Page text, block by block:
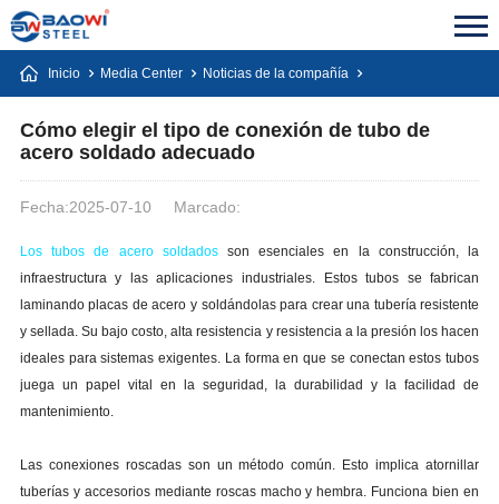
Inicio Media Center Noticias de la compañía
Cómo elegir el tipo de conexión de tubo de
acero soldado adecuado
Fecha:2025-07-10 Marcado:
Los tubos de acero soldados son esenciales en la construcción, la
infraestructura y las aplicaciones industriales. Estos tubos se fabrican
laminando placas de acero y soldándolas para crear una tubería resistente
y sellada. Su bajo costo, alta resistencia y resistencia a la presión los hacen
ideales para sistemas exigentes. La forma en que se conectan estos tubos
juega un papel vital en la seguridad, la durabilidad y la facilidad de
mantenimiento.
Las conexiones roscadas son un método común. Esto implica atornillar
tuberías y accesorios mediante roscas macho y hembra. Funciona bien en